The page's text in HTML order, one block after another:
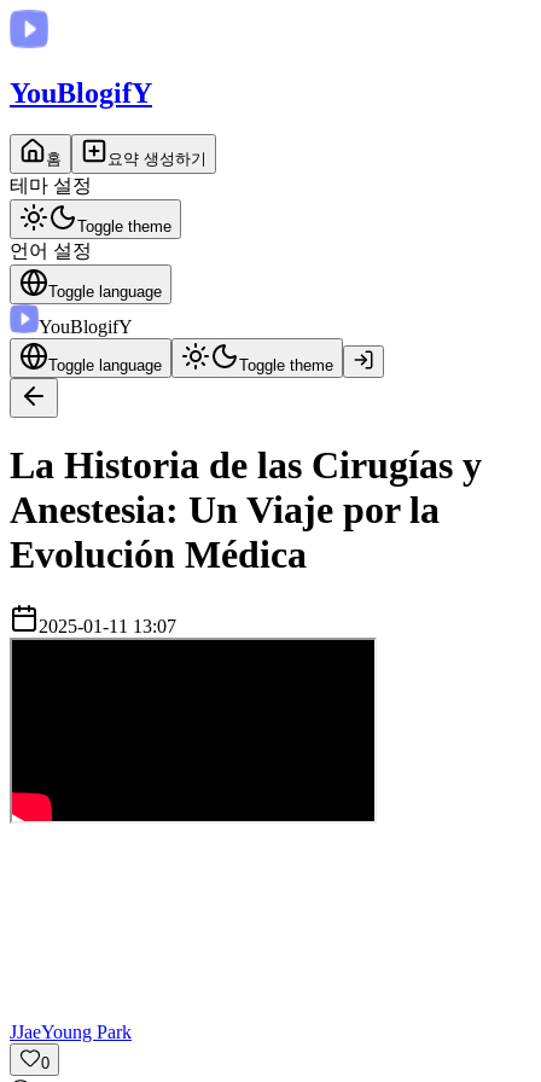
YouBlogifY
홈 요약 생성하기
테마 설정
Toggle theme
언어 설정
Toggle language
YouBlogifY
Toggle language Toggle theme
La Historia de las Cirugías y
Anestesia: Un Viaje por la
Evolución Médica
2025-01-11 13:07
JJaeYoung Park
0